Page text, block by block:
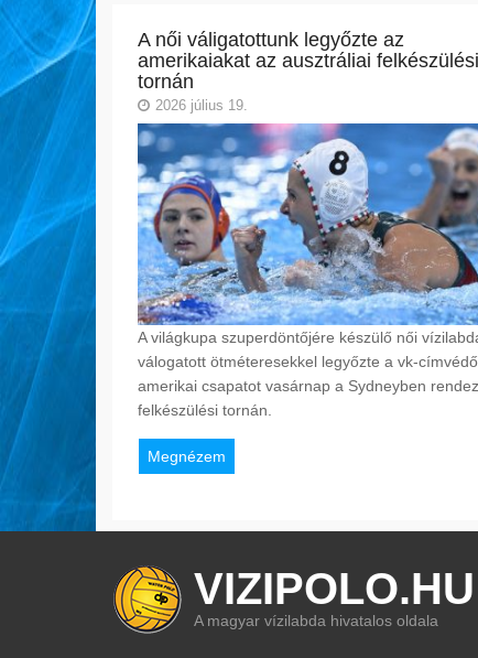
A női váligatottunk legyőzte az
amerikaiakat az ausztráliai felkészülési
tornán
2026 július 19.
A világkupa szuperdöntőjére készülő női
válogatott ötméteresekkel legyőzte a vk-címvédő
amerikai csapatot vasárnap a Sydneyben
felkészülési tornán.
Megnézem
VIZIPOLO.HU
A magyar vízilabda hivatalos oldala